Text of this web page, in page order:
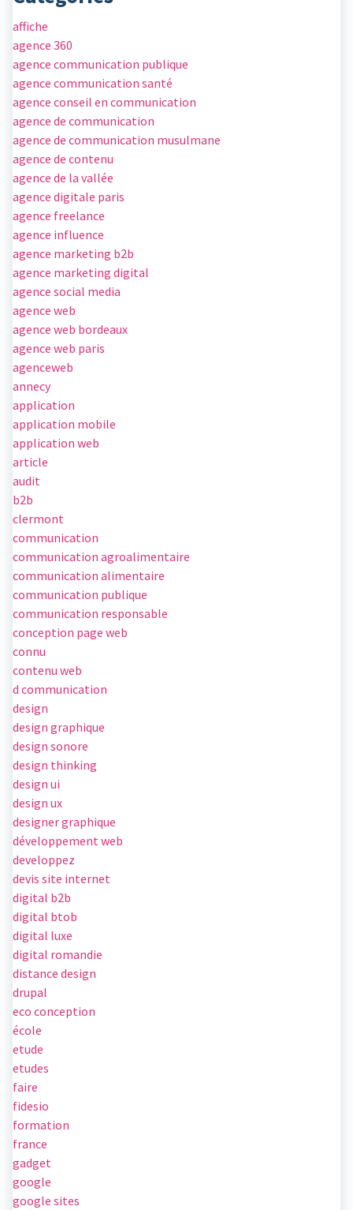
affiche
agence 360
agence communication publique
agence communication santé
agence conseil en communication
agence de communication
agence de communication musulmane
agence de contenu
agence de la vallée
agence digitale paris
agence freelance
agence influence
agence marketing b2b
agence marketing digital
agence social media
agence web
agence web bordeaux
agence web paris
agenceweb
annecy
application
application mobile
application web
article
audit
b2b
clermont
communication
communication agroalimentaire
communication alimentaire
communication publique
communication responsable
conception page web
connu
contenu web
d communication
design
design graphique
design sonore
design thinking
design ui
design ux
designer graphique
développement web
developpez
devis site internet
digital b2b
digital btob
digital luxe
digital romandie
distance design
drupal
eco conception
école
etude
etudes
faire
fidesio
formation
france
gadget
google
google sites